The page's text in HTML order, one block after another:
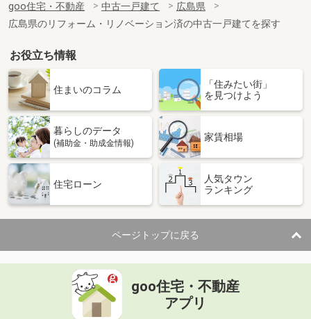
建物面積 106.67m²
土地面積 206.37m²
広島県東広島市黒瀬町兼沢
価 格
1,199万円
広島県東広島市黒瀬町兼沢
建物面積 87.37m²
土地面積
133.95m²
広島県東広島市高屋町中島
住 所
広島県東広島市高屋町中島
建物面積 121.02m²
土地面積 184.13m²
広島県呉市焼山中央６丁目
価 格
住 所
広島県呉市焼山中央６丁目
goo住宅・不動産 中古一戸建て
広島県
広島県のリフォーム・リノベーション済の中古一戸建てを探す
お役立ち情報
住まいのコラム
「住みたい街」
を見つけよう
暮らしのデータ
(補助金・助成金情報)
家賃相場
住宅ローン
人気タウン
ランキング
ページトップに戻る
goo住宅・不動産
アプリ